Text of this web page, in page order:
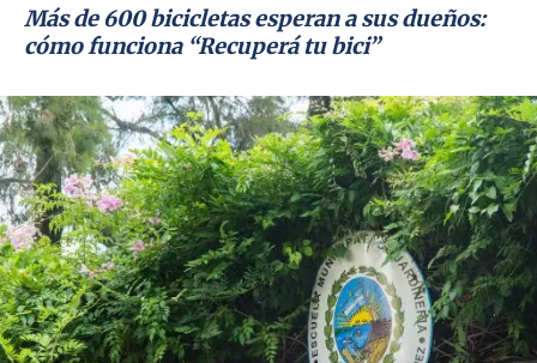
Más de 600 bicicletas esperan a sus dueños:
cómo funciona “Recuperá tu bici”